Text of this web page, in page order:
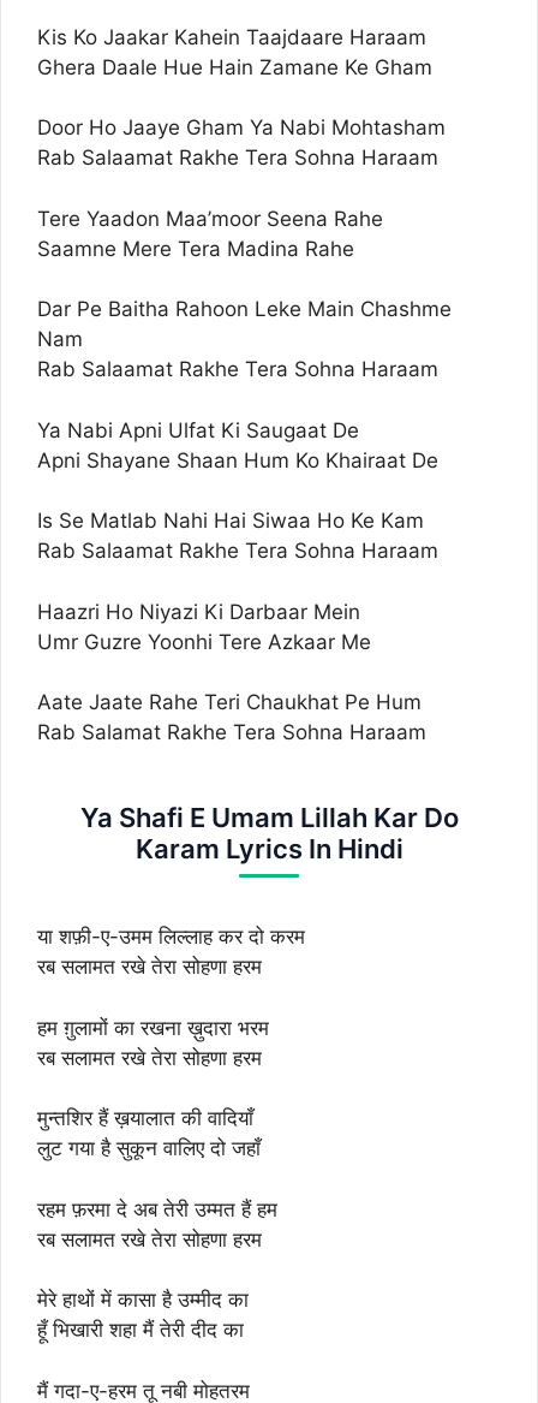
Kis Ko Jaakar Kahein Taajdaare Haraam
Ghera Daale Hue Hain Zamane Ke Gham
Door Ho Jaaye Gham Ya Nabi Mohtasham
Rab Salaamat Rakhe Tera Sohna Haraam
Tere Yaadon Maa’moor Seena Rahe
Saamne Mere Tera Madina Rahe
Dar Pe Baitha Rahoon Leke Main Chashme
Nam
Rab Salaamat Rakhe Tera Sohna Haraam
Ya Nabi Apni Ulfat Ki Saugaat De
Apni Shayane Shaan Hum Ko Khairaat De
Is Se Matlab Nahi Hai Siwaa Ho Ke Kam
Rab Salaamat Rakhe Tera Sohna Haraam
Haazri Ho Niyazi Ki Darbaar Mein
Umr Guzre Yoonhi Tere Azkaar Me
Aate Jaate Rahe Teri Chaukhat Pe Hum
Rab Salamat Rakhe Tera Sohna Haraam
Ya Shafi E Umam Lillah Kar Do
Karam Lyrics In Hindi
या शफ़ी-ए-उमम लिल्लाह कर दो करम
रब सलामत रखे तेरा सोहणा हरम
हम ग़ुलामों का रखना ख़ुदारा भरम
रब सलामत रखे तेरा सोहणा हरम
मुन्तशिर हैं ख़यालात की वादियाँ
लुट गया है सुकून वालिए दो जहाँ
रहम फ़रमा दे अब तेरी उम्मत हैं हम
रब सलामत रखे तेरा सोहणा हरम
मेरे हाथों में कासा है उम्मीद का
हूँ भिखारी शहा मैं तेरी दीद का
मैं गदा-ए-हरम तू नबी मोहतरम